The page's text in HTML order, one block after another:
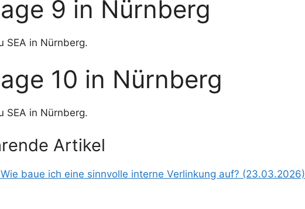
9 in Nürnberg
SEA in Nürnberg.
10 in Nürnberg
SEA in Nürnberg.
Artikel
Wie baue ich eine sinnvolle interne Verlinkung auf? (23.03.2026)